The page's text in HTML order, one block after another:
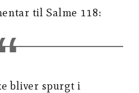
til Salme 118:
bliver spurgt i